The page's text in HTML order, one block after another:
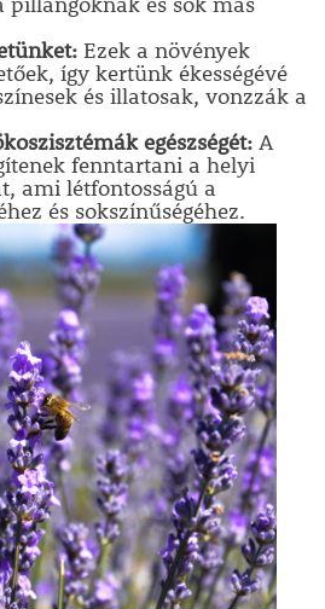
Ezek a növények
így kertünk ékességévé
és illatosak, vonzzák a
egészségét:A
fenntartani a helyi
ami létfontosságú a
és sokszínűségéhez.